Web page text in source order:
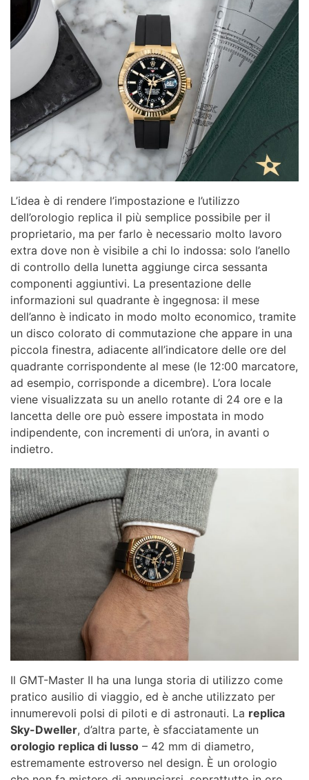
L’idea è di rendere l’impostazione e l’utilizzo
dell’orologio replica il più semplice possibile per il
proprietario, ma per farlo è necessario molto lavoro
extra dove non è visibile a chi lo indossa: solo l’anello
di controllo della lunetta aggiunge circa sessanta
componenti aggiuntivi. La presentazione delle
informazioni sul quadrante è ingegnosa: il mese
dell’anno è indicato in modo molto economico, tramite
un disco colorato di commutazione che appare in una
piccola finestra, adiacente all’indicatore delle ore del
quadrante corrispondente al mese (le 12:00 marcatore,
ad esempio, corrisponde a dicembre). L’ora locale
viene visualizzata su un anello rotante di 24 ore e la
lancetta delle ore può essere impostata in modo
indipendente, con incrementi di un’ora, in avanti o
indietro.
Il GMT-Master II ha una lunga storia di utilizzo come
pratico ausilio di viaggio, ed è anche utilizzato per
innumerevoli polsi di piloti e di astronauti. La replica
Sky-Dweller, d’altra parte, è sfacciatamente un
orologio replica di lusso – 42 mm di diametro,
estremamente estroverso nel design. È un orologio